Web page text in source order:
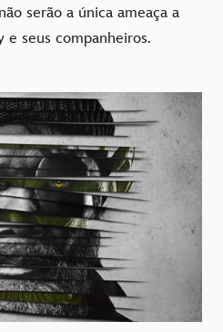
serão a única ameaça a
e seus companheiros.